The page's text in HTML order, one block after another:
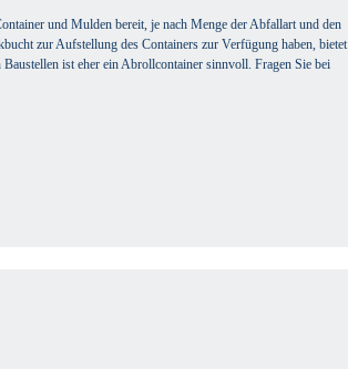
und Mulden bereit, je nach Menge der Abfallart und den
zur Aufstellung des Containers zur Verfügung haben, bietet
ist eher ein Abrollcontainer sinnvoll. Fragen Sie bei